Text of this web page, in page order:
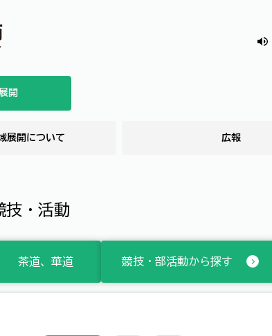
開
展開について 広報
技・活動
茶道、華道 競技・部活動から探す